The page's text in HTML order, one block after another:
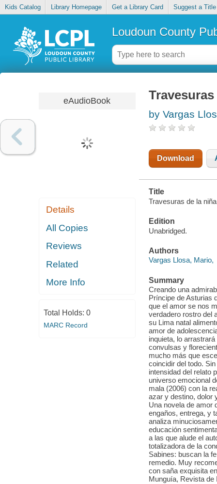
Kids Catalog Library Homepage Get a Library Card Suggest a Title
Loudoun County
eAudioBook
Details
All Copies
Reviews
Related
More Info
Total Holds: 0
MARC Record
by Vargas
Download
Title
Travesuras de la
Edition
Unabridged.
Authors
Vargas Llosa, Mario,
Summary
Creando una
Príncipe de Asturias
que el amor se nos
verdadero rostro del
su Lima natal
amor de
inquieta, lo
convulsas y
mucho más que
coincidir del todo.
intensidad del relato
universo emocional
mala (2006) con la
azar y destino, dolor
Una novela de amor
engaños, entrega, y
analiza
educación
a las que alude el
totalizadora de la
Sabines: buscan la
remedio. Muy
con saña exquisita
Munguía, Revista de